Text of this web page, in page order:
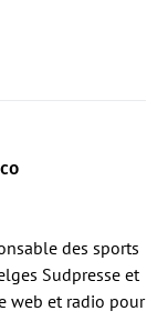
des sports
Sudpresse et
web et radio pour